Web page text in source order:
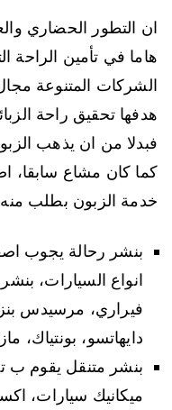
ان التطور الحضاري
هاما في تأمين الراحة
الشركات المتنوعة
هدفها تحقيق راحة
فبدلا من ان يذهب
كما كان مشاع سابقا،
خدمة الزبون بطلب
بنشر رحالة يجوب
انواع السيارات،
فيراري، مرسيدس
دايهاتسو، بونتياك،
بنشر متنقل يقوم ب
ميكانيك سيارات،